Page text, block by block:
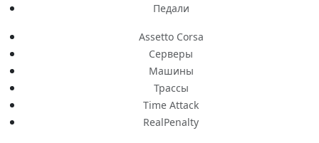
Педали
Assetto Corsa
Серверы
Машины
Трассы
Time Attack
RealPenalty